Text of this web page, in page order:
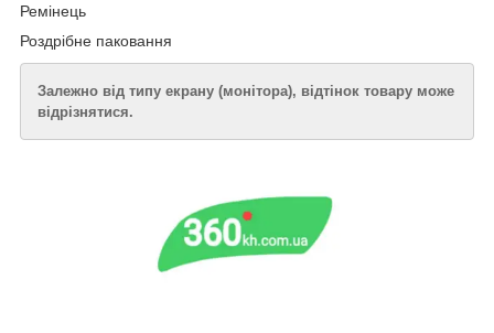
Ремінець
Роздрібне паковання
Залежно від типу екрану (монітора), відтінок товару може
відрізнятися.